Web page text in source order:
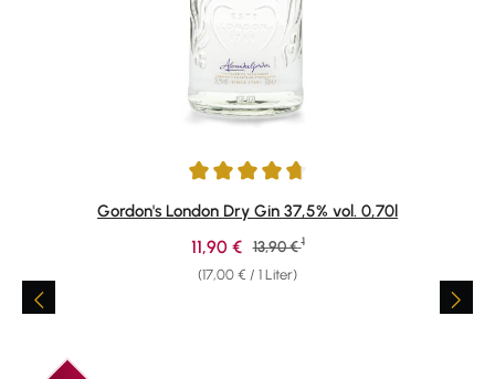
Durchschnittliche Bewertung von 4.74 von 5 Sternen
Gordon's London Dry Gin 37,5% vol. 0,70l
(17,00 € / 1 Liter)
Verkaufspreis:
11,90 € Regulärer Preis:
13,90 € 1